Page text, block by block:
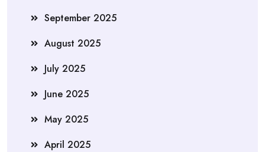
September 2025
August 2025
July 2025
June 2025
May 2025
April 2025